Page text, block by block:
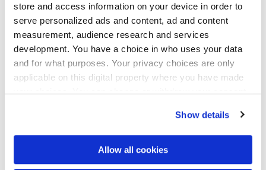
store and access information on your device in order to
serve personalized ads and content, ad and content
measurement, audience research and services
development. You have a choice in who uses your data
and for what purposes. Your privacy choices are only
applicable on this digital property where you have made
your choices. You can change or withdraw your consent
If you allow, we would also like to:
Collect information about your geographical
Show details
Allow all cookies
Alla luce di tutto questo, quali sono le ultime tendenze nel
design considerando gli Archiproducts Design Awards 2025?
Tra
esperienza, autenticità , sguardo al passato futuribile e
poliedricità, la ceramica di designmostra un’evoluzione
delle superfici che tiene in considerazione la
dimensione storica e identitariadi questi prodotti,
espresso in primo luogo dal richiamo allepiastrelle vintage in
stile retrò.
Simbolo di atmosfere di altre epoche e dalla forte
nuova proposizione grazie a collezioni con grande varietà di
pattern, disegni, colori e materiali,
versatilità senza mutarne l’impronta originaria.